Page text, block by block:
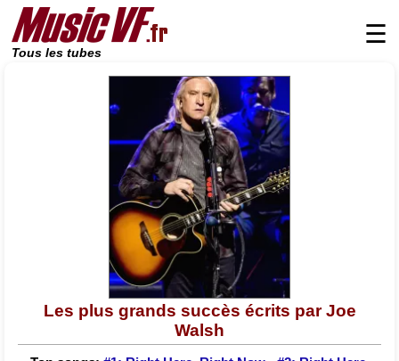
Tous les tubes
☰
Les plus grands succès écrits par Joe
Walsh